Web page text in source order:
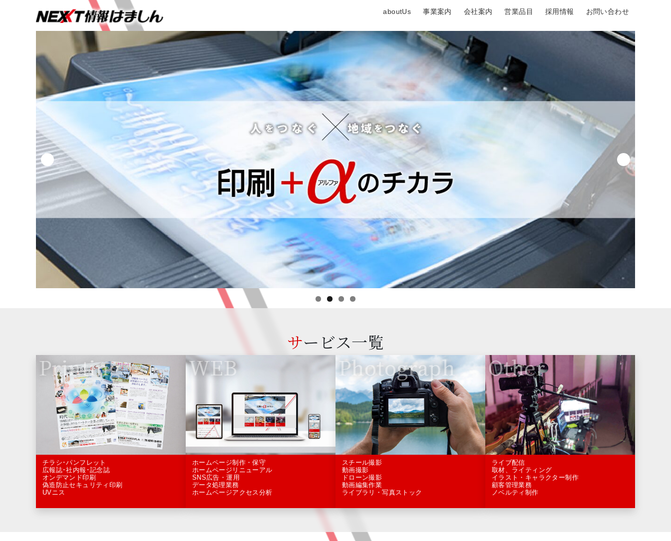
aboutUs 事業案内 会社案内 営業品目 採用情報 お問い合わせ
サービス一覧
Printing
チラシ･パンフレット
広報誌･社内報･記念誌
オンデマンド印刷
偽造防止セキュリティ印刷
UVニス
WEB
ホームページ制作・保守
ホームページリニューアル
SNS広告・運用
データ処理業務
ホームページアクセス分析
Photograph
スチール撮影
動画撮影
ドローン撮影
動画編集作業
ライブラリ・写真ストック
Other
ライブ配信
取材、ライティング
イラスト・キャラクター制作
顧客管理業務
ノベルティ制作